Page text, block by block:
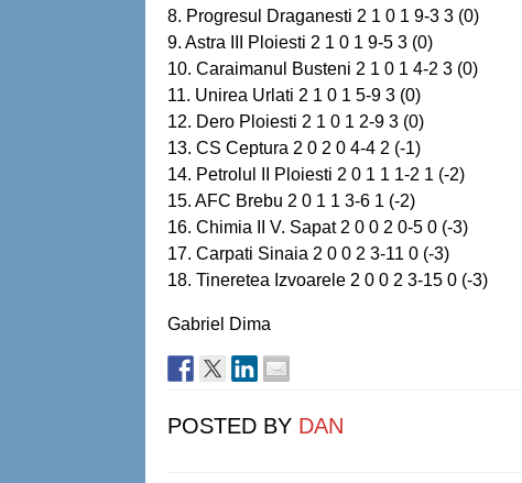
8. Progresul Draganesti 2 1 0 1 9-3 3 (0)
9. Astra III Ploiesti 2 1 0 1 9-5 3 (0)
10. Caraimanul Busteni 2 1 0 1 4-2 3 (0)
11. Unirea Urlati 2 1 0 1 5-9 3 (0)
12. Dero Ploiesti 2 1 0 1 2-9 3 (0)
13. CS Ceptura 2 0 2 0 4-4 2 (-1)
14. Petrolul II Ploiesti 2 0 1 1 1-2 1 (-2)
15. AFC Brebu 2 0 1 1 3-6 1 (-2)
16. Chimia II V. Sapat 2 0 0 2 0-5 0 (-3)
17. Carpati Sinaia 2 0 0 2 3-11 0 (-3)
18. Tineretea Izvoarele 2 0 0 2 3-15 0 (-3)
Gabriel Dima
POSTED BY DAN